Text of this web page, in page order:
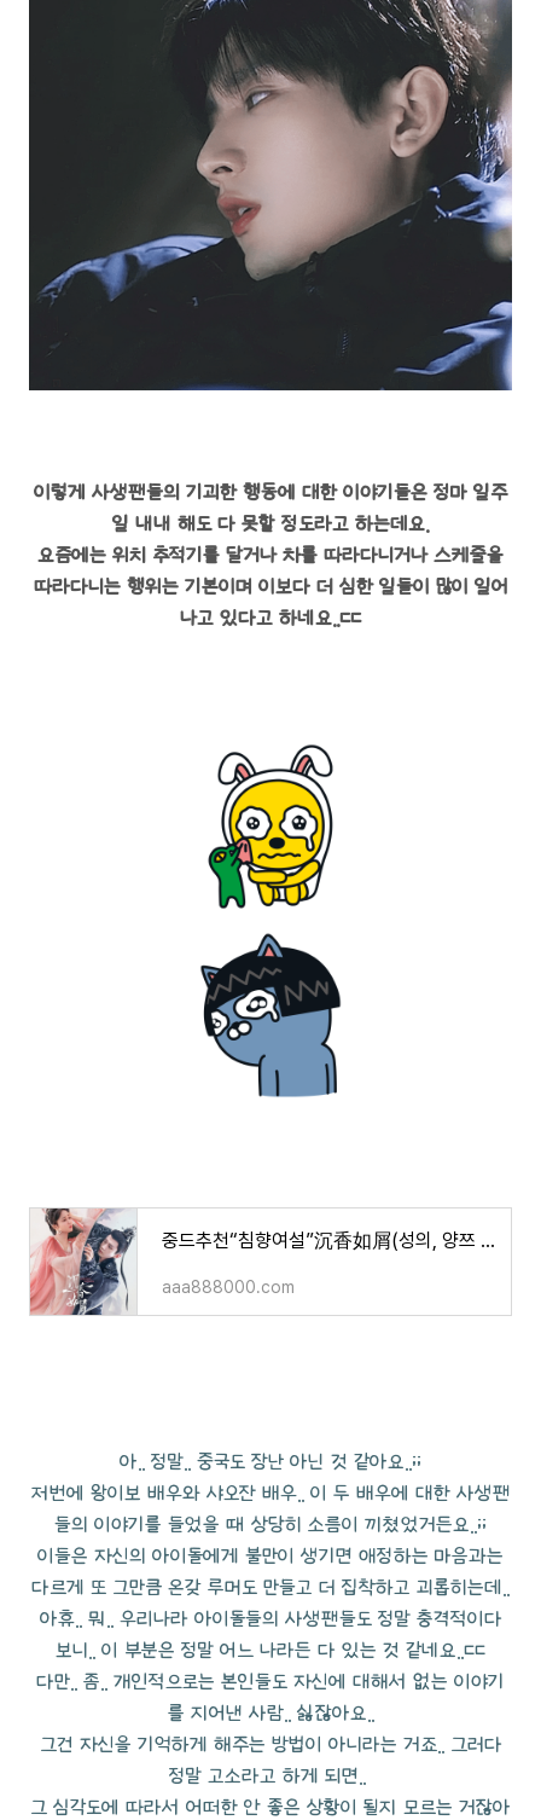
이렇게 사생팬들의 기괴한 행동에 대한 이야기들은 정마 일주
일 내내 해도 다 못할 정도라고 하는데요.
요즘에는 위치 추적기를 달거나 차를 따라다니거나 스케줄을
따라다니는 행위는 기본이며 이보다 더 심한 일들이 많이 일어
나고 있다고 하네요..ㄷㄷ
중드추천“침향여설”沉香如屑(성의, 양쯔 주연/등장인물/줄거리/평/MOA)
aaa888000.com
아.. 정말.. 중국도 장난 아닌 것 같아요..;;
저번에 왕이보 배우와 샤오잔 배우.. 이 두 배우에 대한 사생팬
들의 이야기를 들었을 때 상당히 소름이 끼쳤었거든요..;;
이들은 자신의 아이돌에게 불만이 생기면 애정하는 마음과는
다르게 또 그만큼 온갖 루머도 만들고 더 집착하고 괴롭히는데..
아휴.. 뭐.. 우리나라 아이돌들의 사생팬들도 정말 충격적이다
보니.. 이 부분은 정말 어느 나라든 다 있는 것 같네요..ㄷㄷ
다만.. 좀.. 개인적으로는 본인들도 자신에 대해서 없는 이야기
를 지어낸 사람.. 싫잖아요..
그건 자신을 기억하게 해주는 방법이 아니라는 거죠.. 그러다
정말 고소라고 하게 되면..
그 심각도에 따라서 어떠한 안 좋은 상황이 될지 모르는 거잖아